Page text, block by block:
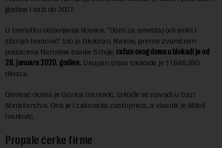
godine i važi do 2027.
U trenutku objavljanja licence, “Dom za smeštaj odraslih i
starijih Ivanović” bio je blokiran. Naime, prema zvaničnim
podacima Narodne banke Srbije, račun ovog doma u blokadi je od
28. januara 2020. godine. Ukupan iznos blokade je 11.646.280
dinara.
Osnivač doma je Gorica Ivanović, takođe se navodi u bazi
Ministarstva. Ona je i zakonska zastupnica, a vlasnik je Miloš
Ivanović.
Propale ćerke firme